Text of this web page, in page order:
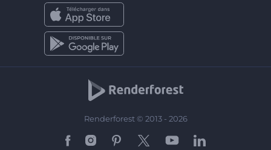
Renderforest © 2013 - 2026